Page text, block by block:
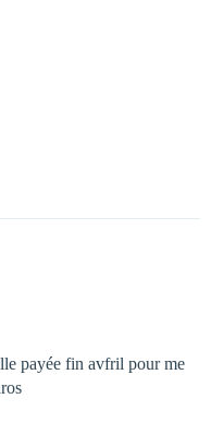
payée fin avfril pour me